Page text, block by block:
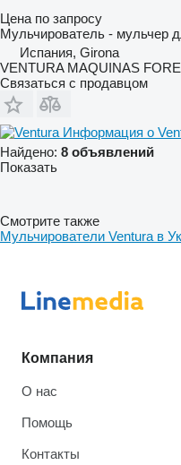
Цена по запросу
Мульчирователь - мульчер
Испания, Girona
VENTURA MAQUINAS
Связаться с продавцом
Информация о
Найдено: 8 объявлений
Показать
Смотрите также
Мульчирователи Ventura в
Компания
О нас
Помощь
Контакты